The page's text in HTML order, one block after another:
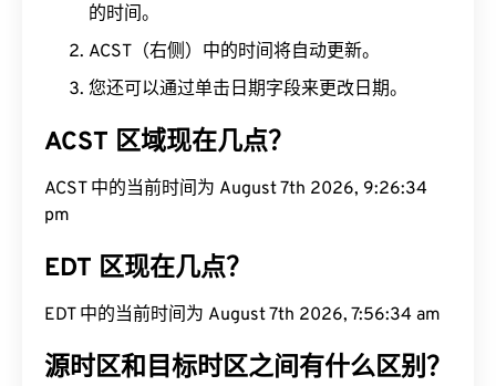
的时间。
ACST（右侧）中的时间将自动更新。
您还可以通过单击日期字段来更改日期。
ACST 区域现在几点？
ACST 中的当前时间为 August 7th 2026, 9:26:35
pm
EDT 区现在几点？
EDT 中的当前时间为 August 7th 2026, 7:56:35 am
源时区和目标时区之间有什么区别？